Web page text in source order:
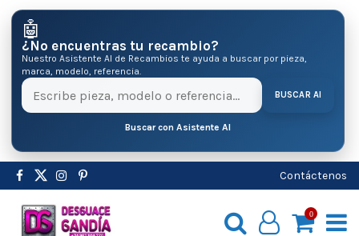
🤖
¿No encuentras tu recambio?
Nuestro Asistente AI de Recambios te ayuda a buscar por pieza,
marca, modelo, referencia.
BUSCAR AI
Buscar con Asistente AI
Contáctenos
0